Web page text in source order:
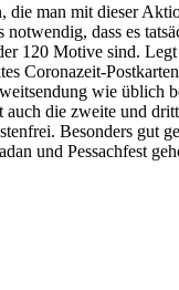
die man mit dieser
notwendig, dass es
120 Motive sind.
Coronazeit-
wie üblich
die zweite und
Besonders gut
und Pessachfest